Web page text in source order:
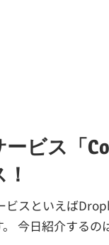
ビス「
スといえば
今日紹介する